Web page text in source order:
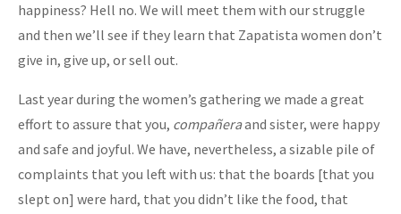
happiness? Hell no. We will meet them with our struggle
and then we’ll see if they learn that Zapatista women don’t
give in, give up, or sell out.
Last year during the women’s gathering we made a great
effort to assure that you, compañeraand sister, were happy
and safe and joyful. We have, nevertheless, a sizable pile of
complaints that you left with us: that the boards [that you
slept on] were hard, that you didn’t like the food, that